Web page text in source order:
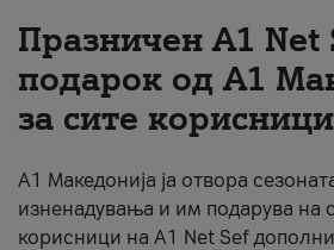
За нас
#ПодобарОнлајн
Празничен A1 Net
подарок од А1
за сите корисници
А1 Македонија ја отвора
изненадувања и им подарува на
корисници на A1 Net Sef